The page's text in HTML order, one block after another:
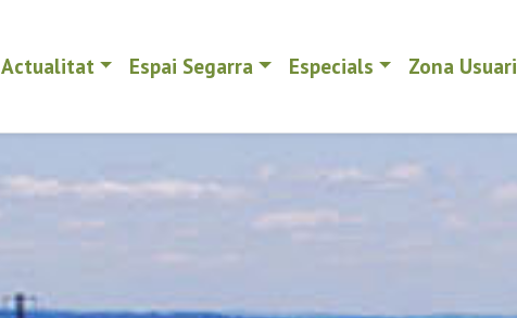
Actualitat Espai Segarra Especials Zona Usuari